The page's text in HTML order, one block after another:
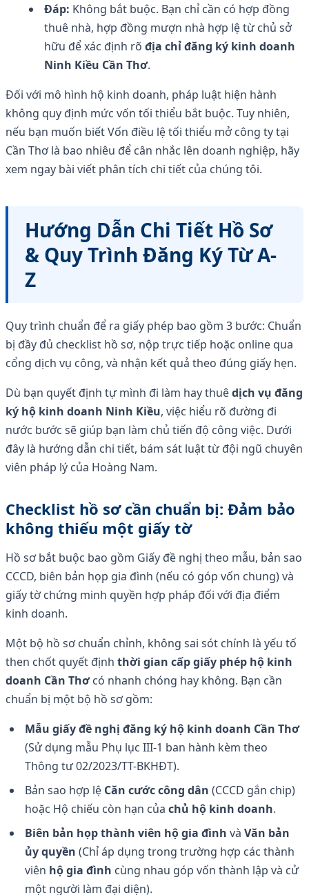
Đáp: Không bắt buộc. Bạn chỉ cần có hợp đồng
thuê nhà, hợp đồng mượn nhà hợp lệ từ chủ sở
hữu để xác định rõ địa chỉ đăng ký kinh doanh
Ninh Kiều Cần Thơ.
Đối với mô hình hộ kinh doanh, pháp luật hiện hành
không quy định mức vốn tối thiểu bắt buộc. Tuy nhiên,
nếu bạn muốn biết Vốn điều lệ tối thiểu mở công ty tại
Cần Thơ là bao nhiêu để cân nhắc lên doanh nghiệp, hãy
xem ngay bài viết phân tích chi tiết của chúng tôi.
Hướng Dẫn Chi Tiết Hồ Sơ
& Quy Trình Đăng Ký Từ A-
Z
Quy trình chuẩn để ra giấy phép bao gồm 3 bước: Chuẩn
bị đầy đủ checklist hồ sơ, nộp trực tiếp hoặc online qua
cổng dịch vụ công, và nhận kết quả theo đúng giấy hẹn.
Dù bạn quyết định tự mình đi làm hay thuêdịch vụ đăng
ký hộ kinh doanh Ninh Kiều, việc hiểu rõ đường đi
nước bước sẽ giúp bạn làm chủ tiến độ công việc. Dưới
đây là hướng dẫn chi tiết, bám sát luật từ đội ngũ chuyên
viên pháp lý của Hoàng Nam.
Checklist hồ sơ cần chuẩn bị: Đảm bảo
không thiếu một giấy tờ
Hồ sơ bắt buộc bao gồm Giấy đề nghị theo mẫu, bản sao
CCCD, biên bản họp gia đình (nếu có góp vốn chung) và
giấy tờ chứng minh quyền hợp pháp đối với địa điểm
kinh doanh.
Một bộ hồ sơ chuẩn chỉnh, không sai sót chính là yếu tố
then chốt quyết định thời gian cấp giấy phép hộ kinh
doanh Cần Thơcó nhanh chóng hay không. Bạn cần
chuẩn bị một bộ hồ sơ gồm:
Mẫu giấy đề nghị đăng ký hộ kinh doanh Cần Thơ
(Sử dụng mẫu Phụ lục III-1 ban hành kèm theo
Thông tư 02/2023/TT-BKHĐT).
Bản sao hợp lệ Căn cước công dân (CCCD gắn chip)
hoặc Hộ chiếu còn hạn của chủ hộ kinh doanh.
Biên bản họp thành viên hộ gia đình và Văn bản
ủy quyền (Chỉ áp dụng trong trường hợp các thành
viên hộ gia đình cùng nhau góp vốn thành lập và cử
một người làm đại diện).